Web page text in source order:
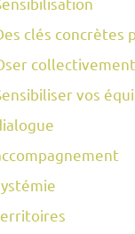
clés concrètes
vos